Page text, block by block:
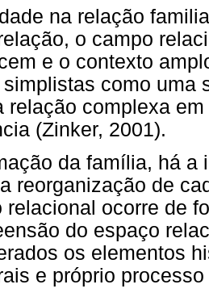
na relação
o campo
e o contexto
como uma
relação complexa
(Zinker, 2001).
da família, há a
reorganização de
relacional ocorre de
do espaço
os elementos
e próprio